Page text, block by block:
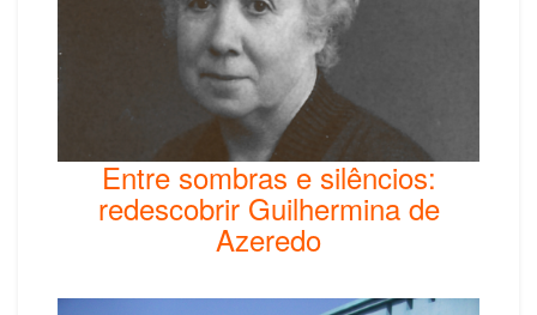
Entre sombras e silêncios:
redescobrir Guilhermina de
Azeredo